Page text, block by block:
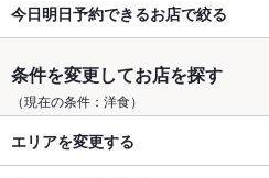
今日明日予約できるお店で絞る
条件を変更してお店を探す
（現在の条件：洋食）
エリアを変更する